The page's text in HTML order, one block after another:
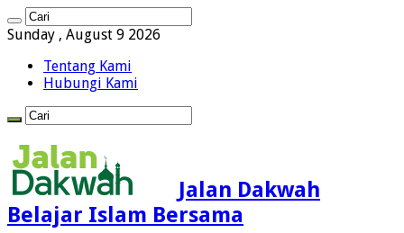
Sunday , August 9 2026
Tentang Kami
Hubungi Kami
Jalan Dakwah
Belajar Islam Bersama